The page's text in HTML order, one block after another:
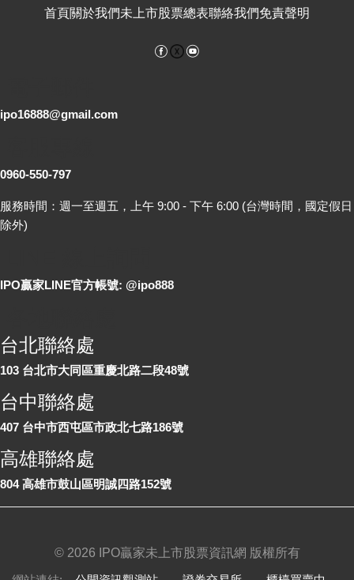
首頁關於我們未上市股票總表聯絡我們免責聲明
Facebook
ipo16888@gmail.com
0960-550-797
服務時間：週一至週五，上午 9:00 - 下午 6:00 (台灣時間，國定假日
除外)
IPO贏家LINE官方帳號: @ipo888
台北聯絡處
103 台北市大同區重慶北路二段48號
台中聯絡處
407 台中市西屯區市政北七路186號
高雄聯絡處
804 高雄市鼓山區明誠四路152號
© 2026 IPO贏家未上市股票資訊網 版權所有